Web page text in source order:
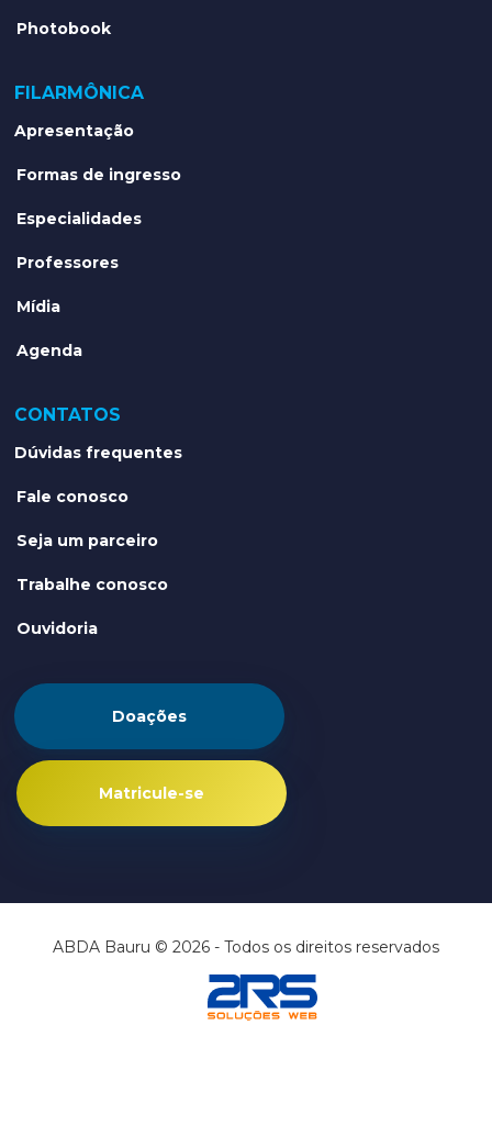
Photobook
FILARMÔNICA
Apresentação
Formas de ingresso
Especialidades
Professores
Mídia
Agenda
CONTATOS
Dúvidas frequentes
Fale conosco
Seja um parceiro
Trabalhe conosco
Ouvidoria
Doações
Matricule-se
ABDA Bauru © 2026 - Todos os direitos reservados